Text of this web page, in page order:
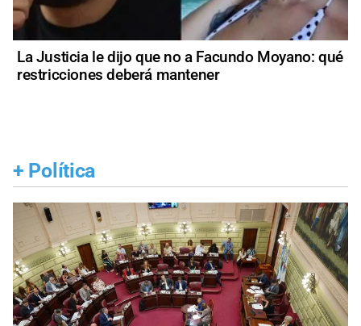
La Justicia le dijo que no a Facundo Moyano: qué
restricciones deberá mantener
+ Política